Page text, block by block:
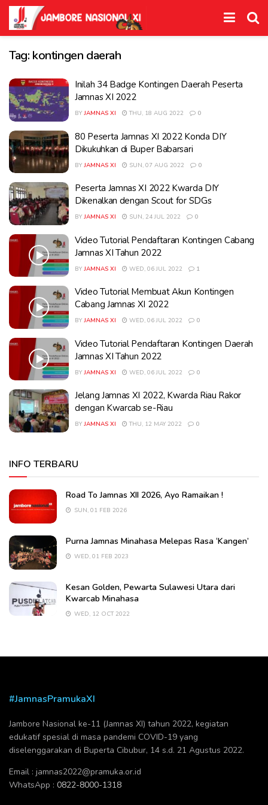
Tag: kontingen daerah
Inilah 34 Badge Kontingen Daerah Peserta
Jamnas XI 2022
BY JAMNAS XI THU, 18 AUG 2022 0
80 Peserta Jamnas XI 2022 Konda DIY
Dikukuhkan di Buper Babarsari
BY JAMNAS XI SUN, 07 AUG 2022 0
Peserta Jamnas XI 2022 Kwarda DIY
Dikenalkan dengan Scout for SDGs
BY JAMNAS XI SUN, 24 JUL 2022 0
Video Tutorial Pendaftaran Kontingen Cabang
Jamnas XI Tahun 2022
BY JAMNAS XI WED, 06 JUL 2022 1
Video Tutorial Membuat Akun Kontingen
Cabang Jamnas XI 2022
BY JAMNAS XI WED, 06 JUL 2022 0
Video Tutorial Pendaftaran Kontingen Daerah
Jamnas XI Tahun 2022
BY JAMNAS XI WED, 06 JUL 2022 0
Jelang Jamnas XI 2022, Kwarda Riau Rakor
dengan Kwarcab se-Riau
BY JAMNAS XI THU, 12 MAY 2022 0
INFO TERBARU
Road To Jamnas XII 2026, Ayo Ramaikan !
SUN, 01 FEB 2026
Purna Jamnas Minahasa Melepas Rasa ‘Kangen’
WED, 01 FEB 2023
Kesan Golden, Pewarta Sulawesi Utara dari
Kwarcab Minahasa
WED, 12 OCT 2022
#JamnasPramukaXI
Jambore Nasional ke-11 (Jamnas XI) tahun 2022, kegiatan
edukatif spesial di masa pandemi COVID-19 yang
diselenggarakan di Buperta Cibubur, 14 s.d. 21 Agustus 2022.
Email : jamnas2022@pramuka.or.id
WhatsApp : 0822-8000-1318